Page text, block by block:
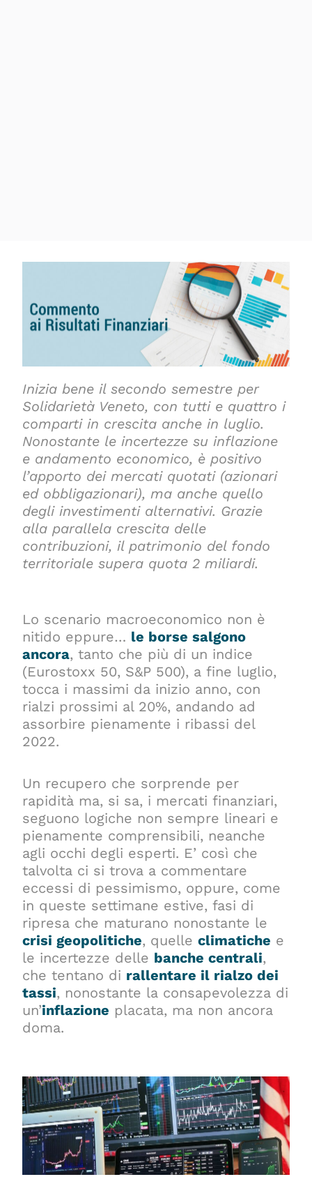
Inizia bene il secondo semestre per
Solidarietà Veneto, con tutti e quattro i
comparti in crescita anche in luglio.
Nonostante le incertezze su inflazione
e andamento economico, è positivo
l’apporto dei mercati quotati (azionari
ed obbligazionari), ma anche quello
degli investimenti alternativi. Grazie
alla parallela crescita delle
contribuzioni, il patrimonio del fondo
territoriale supera quota 2 miliardi.
Lo scenario macroeconomico non è
nitido eppure… le borse salgono
ancora, tanto che più di un indice
(Eurostoxx 50, S&P 500), a fine luglio,
tocca i massimi da inizio anno, con
rialzi prossimi al 20%, andando ad
assorbire pienamente i ribassi del
2022.
Un recupero che sorprende per
rapidità ma, si sa, i mercati finanziari,
seguono logiche non sempre lineari e
pienamente comprensibili, neanche
agli occhi degli esperti. E’ così che
talvolta ci si trova a commentare
eccessi di pessimismo, oppure, come
in queste settimane estive, fasi di
ripresa che maturano nonostante le
crisi geopolitiche, quelleclimatiche e
le incertezze delle banche centrali,
che tentano di rallentare il rialzo dei
tassi, nonostante la consapevolezza di
un’inflazione placata, ma non ancora
doma.